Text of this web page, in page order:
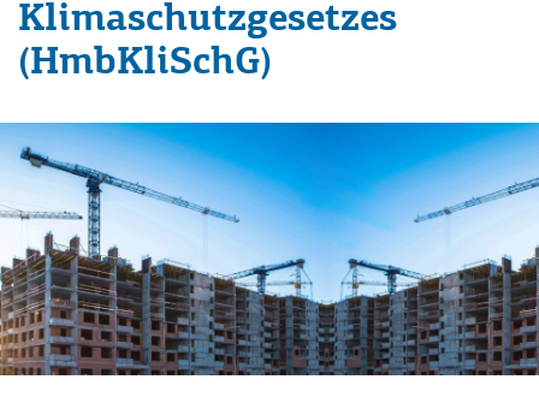
Klimaschutzgesetzes
(HmbKliSchG)